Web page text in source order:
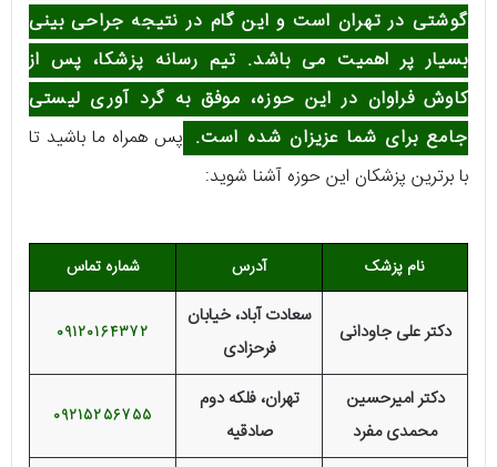
گوشتی در تهران است و این گام در نتیجه جراحی بینی
بسیار پر اهمیت می باشد. تیم رسانه پزشکا، پس از
کاوش فراوان در این حوزه، موفق به گرد آوری لیستی
جامع برای شما عزیزان شده است. پس همراه ما باشید تا
با برترین پزشکان این حوزه آشنا شوید:
نام پزشک آدرس شماره تماس
دکتر علی جاودانی
سعادت آباد، خیابان
فرحزادی
09120164372
دکتر امیرحسین
محمدی مفرد
تهران، فلکه دوم
صادقیه
09215256755